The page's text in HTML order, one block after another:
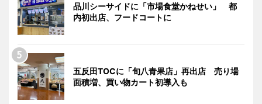
品川シーサイドに「市場食堂かねせい」 都
内初出店、フードコートに
五反田TOCに「旬八青果店」再出店 売り場
面積増、買い物カート初導入も